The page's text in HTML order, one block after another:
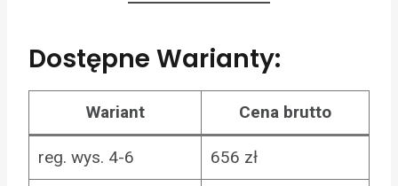
Dostępne Warianty:
Wariant Cena brutto
reg. wys. 4-6 656 zł